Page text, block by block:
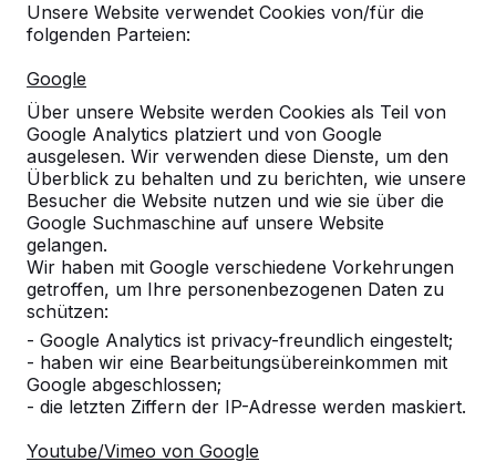
Unsere Website verwendet Cookies von/für die
folgenden Parteien:
Google
Über unsere Website werden Cookies als Teil von
Google Analytics platziert und von Google
ausgelesen. Wir verwenden diese Dienste, um den
Überblick zu behalten und zu berichten, wie unsere
Besucher die Website nutzen und wie sie über die
Google Suchmaschine auf unsere Website
gelangen.
Wir haben mit Google verschiedene Vorkehrungen
getroffen, um Ihre personenbezogenen Daten zu
schützen:
- Google Analytics ist privacy-freundlich eingestelt;
- haben wir eine Bearbeitungsübereinkommen mit
Google abgeschlossen;
- die letzten Ziffern der IP-Adresse werden maskiert.
Youtube/Vimeo von Google
10
Qualitativ sehr hochwertige Spielgeräte.
Unsere Schüler sind begeistert!
30-06-2026
8
Bisher ist dieses Produkt unsere Erfahrung.
Es ist gut angenommen worden und man
kann schön dran sitzen. Alles in allem ein
sehr gutes Produkt. Kann man nur
empfehlen.